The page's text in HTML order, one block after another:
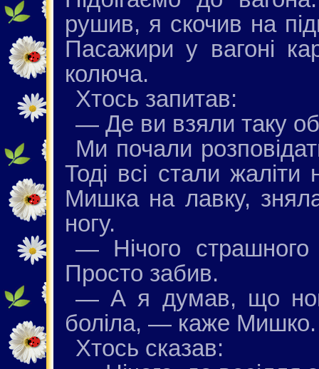
рушив, я скочив на
Пасажири у вагоні
колюча.
Хтось запитав:
— Де ви взяли таку
Ми почали
Тоді всі стали
Мишка на лавку,
ногу.
— Нічого
Просто забив.
— А я думав, що
боліла, — каже Мишко.
Хтось сказав: